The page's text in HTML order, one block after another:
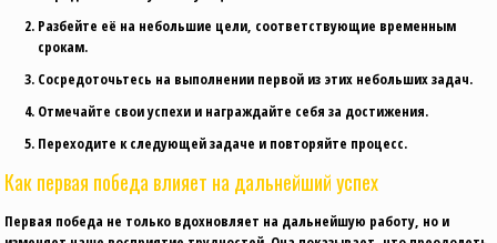
Разбейте её на небольшие цели, соответствующие временным
срокам.
Сосредоточьтесь на выполнении первой из этих небольших задач.
Отмечайте свои успехи и награждайте себя за достижения.
Переходите к следующей задаче и повторяйте процесс.
Как первая победа влияет на дальнейший успех
Первая победа не только вдохновляет на дальнейшую работу, но и